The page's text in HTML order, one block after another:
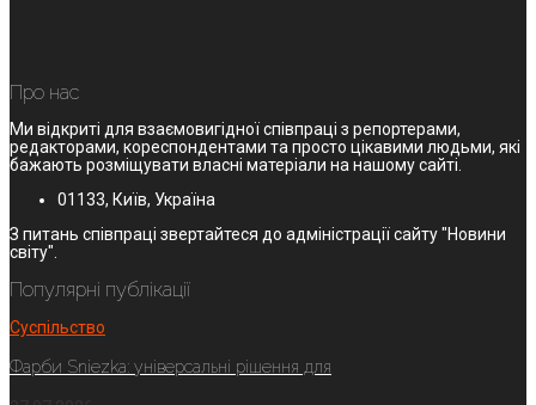
Про нас
Ми відкриті для взаємовигідної співпраці з репортерами,
редакторами, кореспондентами та просто цікавими людьми, які
бажають розміщувати власні матеріали на нашому сайті.
01133, Київ, Україна
З питань співпраці звертайтеся до адміністрації сайту "Новини
світу".
Популярні публікації
Суспільство
Фарби Sniezka: універсальні рішення для